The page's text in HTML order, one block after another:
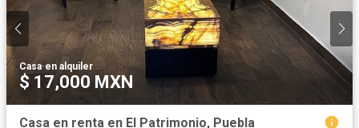
Casa·en alquiler
$ 17,000 MXN
Casa en renta en El Patrimonio, Puebla